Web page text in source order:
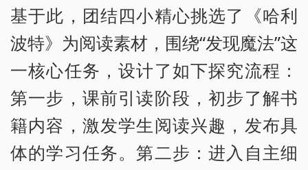
基于此，团结四小精心挑选了《哈利
波特》为阅读素材，围绕“发现魔法”这
一核心任务，设计了如下探究流程：
第一步，课前引读阶段，初步了解书
籍内容，激发学生阅读兴趣，发布具
体的学习任务。第二步：进入自主细